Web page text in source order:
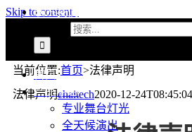
Skip to content
联系我们
首页
产品中心
专业舞台灯光
全天候演出
当前位置:首页>法律声明
法律声明ehaitech2020-12-